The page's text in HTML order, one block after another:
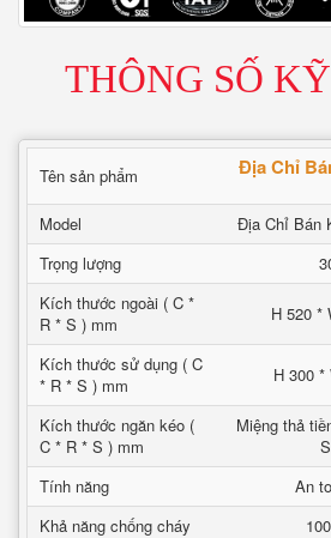
THÔNG SỐ
Tên sản phẩm Địa Chỉ
Model
Địa Chỉ Bán
Trọng lượng
Kích thước ngoài ( C *
R * S ) mm
H 520 *
Kích thước sử dụng ( C
* R * S ) mm
H 300 *
Kích thước ngăn kéo (
C * R * S ) mm
Miệng thả
Tính năng
An
Khả năng chống cháy